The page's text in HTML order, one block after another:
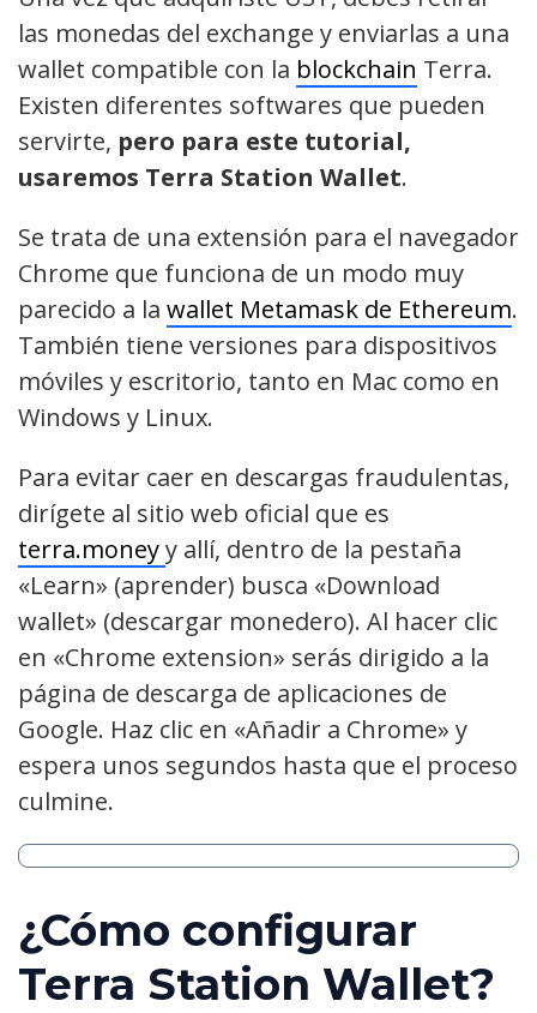
las monedas del exchange y enviarlas a una
wallet compatible con la blockchain Terra.
Existen diferentes softwares que pueden
servirte, pero para este tutorial,
usaremos Terra Station Wallet.
Se trata de una extensión para el navegador
Chrome que funciona de un modo muy
parecido a la wallet Metamask de Ethereum.
También tiene versiones para dispositivos
móviles y escritorio, tanto en Mac como en
Windows y Linux.
Para evitar caer en descargas fraudulentas,
dirígete al sitio web oficial que es
terra.moneyy allí, dentro de la pestaña
«Learn» (aprender) busca «Download
wallet» (descargar monedero). Al hacer clic
en «Chrome extension» serás dirigido a la
página de descarga de aplicaciones de
Google. Haz clic en «Añadir a Chrome» y
espera unos segundos hasta que el proceso
culmine.
¿Cómo configurar
Terra Station Wallet?